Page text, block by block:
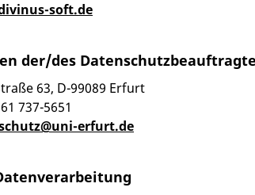
soft.de
der/des
63, D-99089 Erfurt
737-5651
erfurt.de